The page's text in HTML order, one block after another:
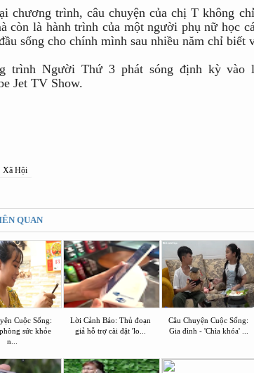
chương trình, câu chuyện của chị T không
còn là hành trình của một người phụ nữ học
sống cho chính mình sau nhiều năm chỉ biết
trình Người Thứ 3 phát sóng định kỳ vào
Jet TV Show.
Xã Hội
QUAN
Cuộc Sống:
sức khỏe
n...
Lời Cảnh Báo: Thủ đoạn
giả hỗ trợ cài đặt 'lo...
Câu Chuyện Cuộc Sống:
Gia đình - 'Chìa khóa' ...